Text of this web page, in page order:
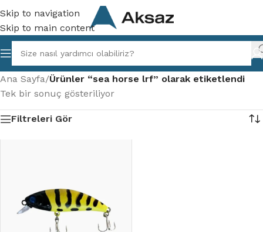
Skip to navigation
Skip to main content
Ana Sayfa/Ürünler “sea horse lrf” olarak etiketlendi
Tek bir sonuç gösteriliyor
Filtreleri Gör